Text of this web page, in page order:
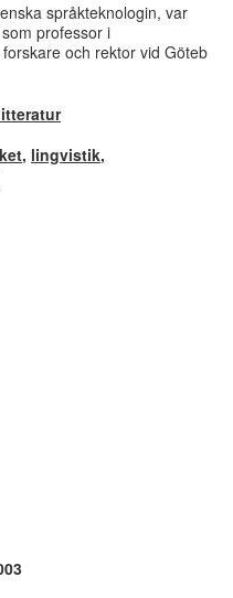
språkteknologin, var
professor i
och rektor vid Göteb
, lingvistik,